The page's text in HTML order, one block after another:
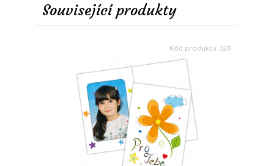
Související produkty
Kód produktu: 3211